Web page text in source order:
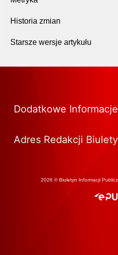
Historia zmian
Starsze wersje artykułu
Dodatkowe Informacje
Adres Redakcji
2026 © Biuletyn Informacji